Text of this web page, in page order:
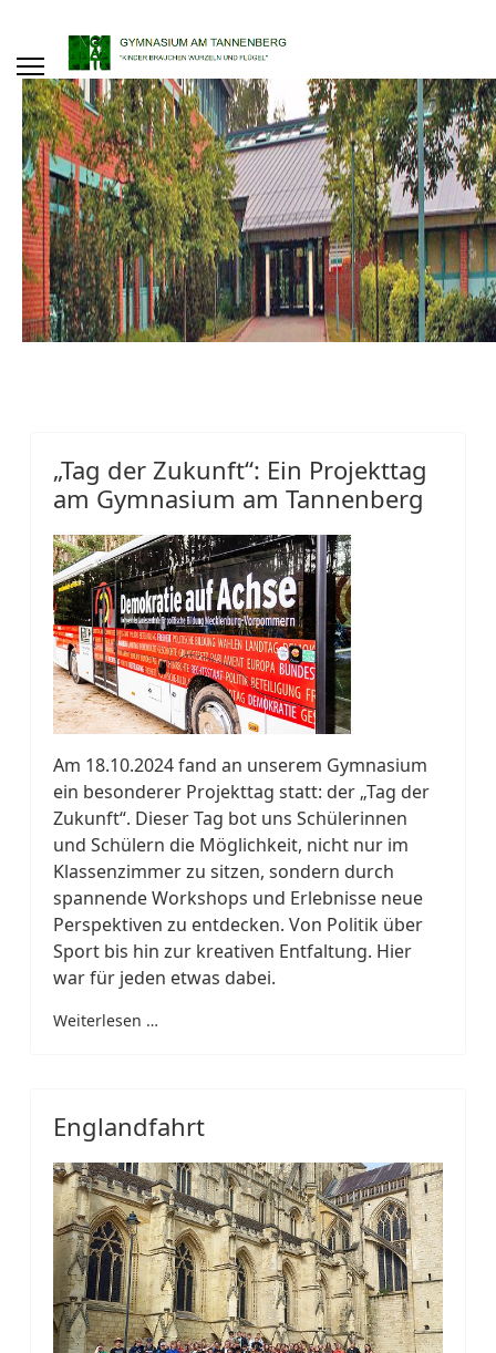
„Tag der Zukunft“: Ein Projekttag
am Gymnasium am Tannenberg
Am 18.10.2024 fand an unserem Gymnasium
ein besonderer Projekttag statt: der „Tag der
Zukunft“. Dieser Tag bot uns Schülerinnen
und Schülern die Möglichkeit, nicht nur im
Klassenzimmer zu sitzen, sondern durch
spannende Workshops und Erlebnisse neue
Perspektiven zu entdecken. Von Politik über
Sport bis hin zur kreativen Entfaltung. Hier
war für jeden etwas dabei.
Weiterlesen …
Englandfahrt